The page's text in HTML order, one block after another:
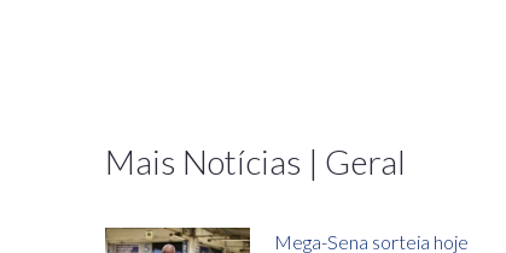
Mais Notícias | Geral
Mega-Sena sorteia hoje